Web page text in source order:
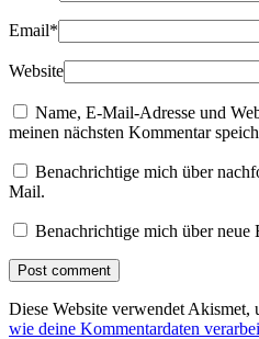
Email*
Website
Name, E-Mail-Adresse und
meinen nächsten Kommentar
Benachrichtige mich über
Mail.
Benachrichtige mich über neue
Diese Website verwendet Akismet,
wie deine Kommentardaten